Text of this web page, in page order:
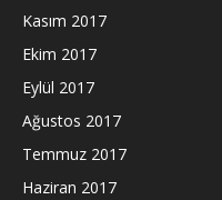
Kasım 2017
Ekim 2017
Eylül 2017
Ağustos 2017
Temmuz 2017
Haziran 2017